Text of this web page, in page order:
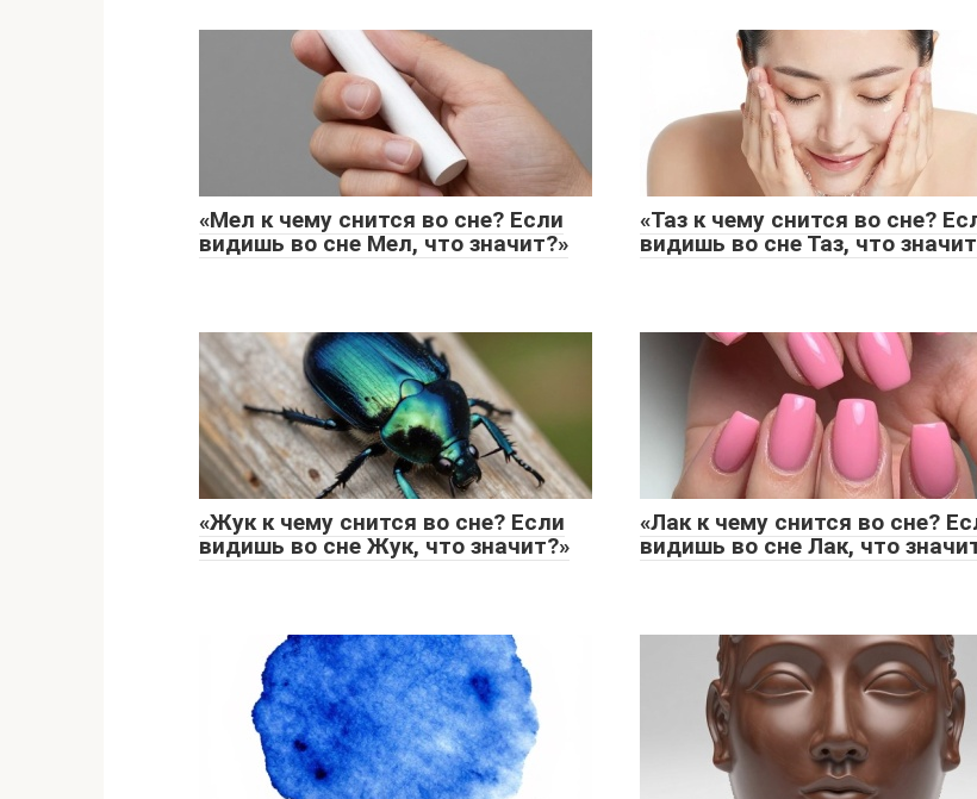
«Мел к чему снится во сне? Если
видишь во сне Мел, что значит?»
«Таз к чему снится во сне?
видишь во сне Таз, что
«Жук к чему снится во сне? Если
видишь во сне Жук, что значит?»
«Лак к чему снится во сне?
видишь во сне Лак, что